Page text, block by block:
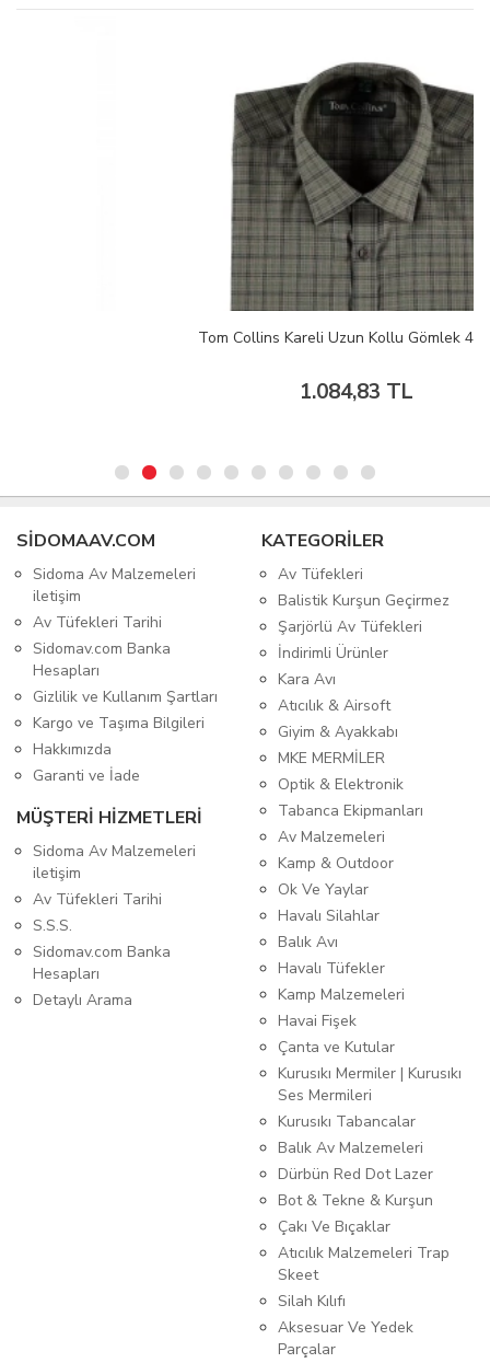
Tom Collins Kareli Uzun Kollu Gömlek 43/44
1.084,83 TL
SIDOMAAV.COM
Sidoma Av Malzemeleri
iletişim
Av Tüfekleri Tarihi
Sidomav.com Banka
Hesapları
Gizlilik ve Kullanım Şartları
Kargo ve Taşıma Bilgileri
Hakkımızda
Garanti ve İade
MÜŞTERİ HİZMETLERİ
Sidoma Av Malzemeleri
iletişim
Av Tüfekleri Tarihi
S.S.S.
Sidomav.com Banka
Hesapları
Detaylı Arama
KATEGORİLER
Av Tüfekleri
Balistik Kurşun Geçirmez
Şarjörlü Av Tüfekleri
İndirimli Ürünler
Kara Avı
Atıcılık & Airsoft
Giyim & Ayakkabı
MKE MERMİLER
Optik & Elektronik
Tabanca Ekipmanları
Av Malzemeleri
Kamp & Outdoor
Ok Ve Yaylar
Havalı Silahlar
Balık Avı
Havalı Tüfekler
Kamp Malzemeleri
Havai Fişek
Çanta ve Kutular
Kurusıkı Mermiler | Kurusıkı
Ses Mermileri
Kurusıkı Tabancalar
Balık Av Malzemeleri
Dürbün Red Dot Lazer
Bot & Tekne & Kurşun
Çakı Ve Bıçaklar
Atıcılık Malzemeleri Trap
Skeet
Silah Kılıfı
Aksesuar Ve Yedek
Parçalar